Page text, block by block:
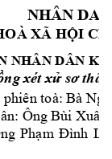
NHÂN
XÃ HỘI
NHÂN DÂN
xét xử sơ thẩ
phiên toà: Bà N
Ông Bùi Xuân
Phạm Đình